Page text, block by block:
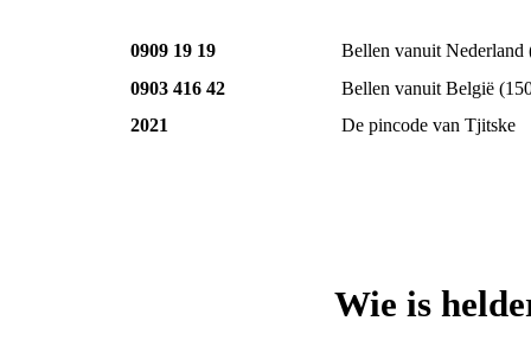
0909 19 19 Bellen vanuit Nederland
0903 416 42
Bellen vanuit België
2021
De pincode van Tjitske
Wie is